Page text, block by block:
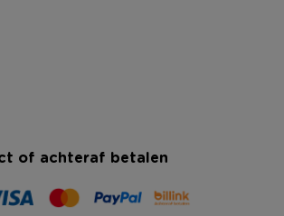
of achteraf betalen